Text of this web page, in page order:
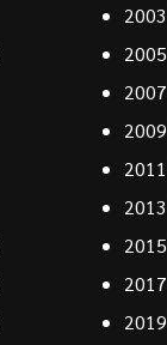
2003
2005
2007
2009
2011
2013
2015
2017
2019